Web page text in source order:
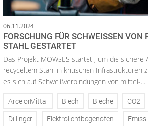
06.11.2024
FORSCHUNG FÜR SCHWEISSEN VON
STAHL GESTARTET
Das Projekt MOWSES startet , um die sichere
recyceltem Stahl in kritischen Infrastrukturen
es sich auf Schweißverbindungen von mittel-...
ArcelorMittal Blech Bleche CO2
Dillinger Elektrolichtbogenofen